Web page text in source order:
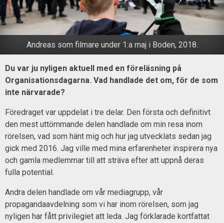
Andreas som filmare under 1:a maj i Boden, 2018.
Du var ju nyligen aktuell med en föreläsning på
Organisationsdagarna. Vad handlade det om, för de som
inte närvarade?
Föredraget var uppdelat i tre delar. Den första och definitivt
den mest uttömmande delen handlade om min resa inom
rörelsen, vad som hänt mig och hur jag utvecklats sedan jag
gick med 2016. Jag ville med mina erfarenheter inspirera nya
och gamla medlemmar till att sträva efter att uppnå deras
fulla potential.
Andra delen handlade om vår mediagrupp, vår
propagandaavdelning som vi har inom rörelsen, som jag
nyligen har fått privilegiet att leda. Jag förklarade kortfattat